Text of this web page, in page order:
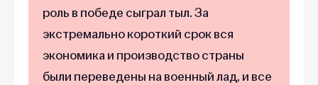
роль в победе сыграл тыл. За
экстремально короткий срок вся
экономика и производство страны
были переведены на военный лад, и все